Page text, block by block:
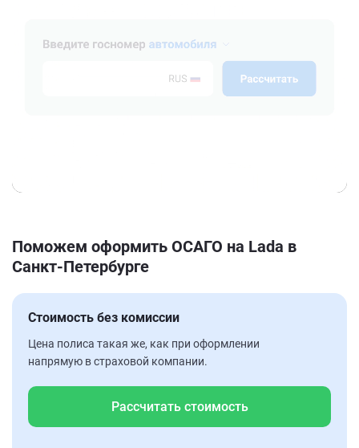
Поможем оформить ОСАГО на Lada в
Санкт-Петербурге
Стоимость без комиссии
Цена полиса такая же, как при оформлении
напрямую в страховой компании.
Рассчитать стоимость